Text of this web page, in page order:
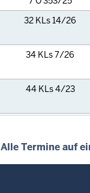
32 KLs 14/26
34 KLs 7/26
44 KLs 4/23
Alle Termine auf